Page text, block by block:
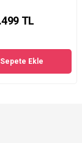
TL
Sepete Ekle